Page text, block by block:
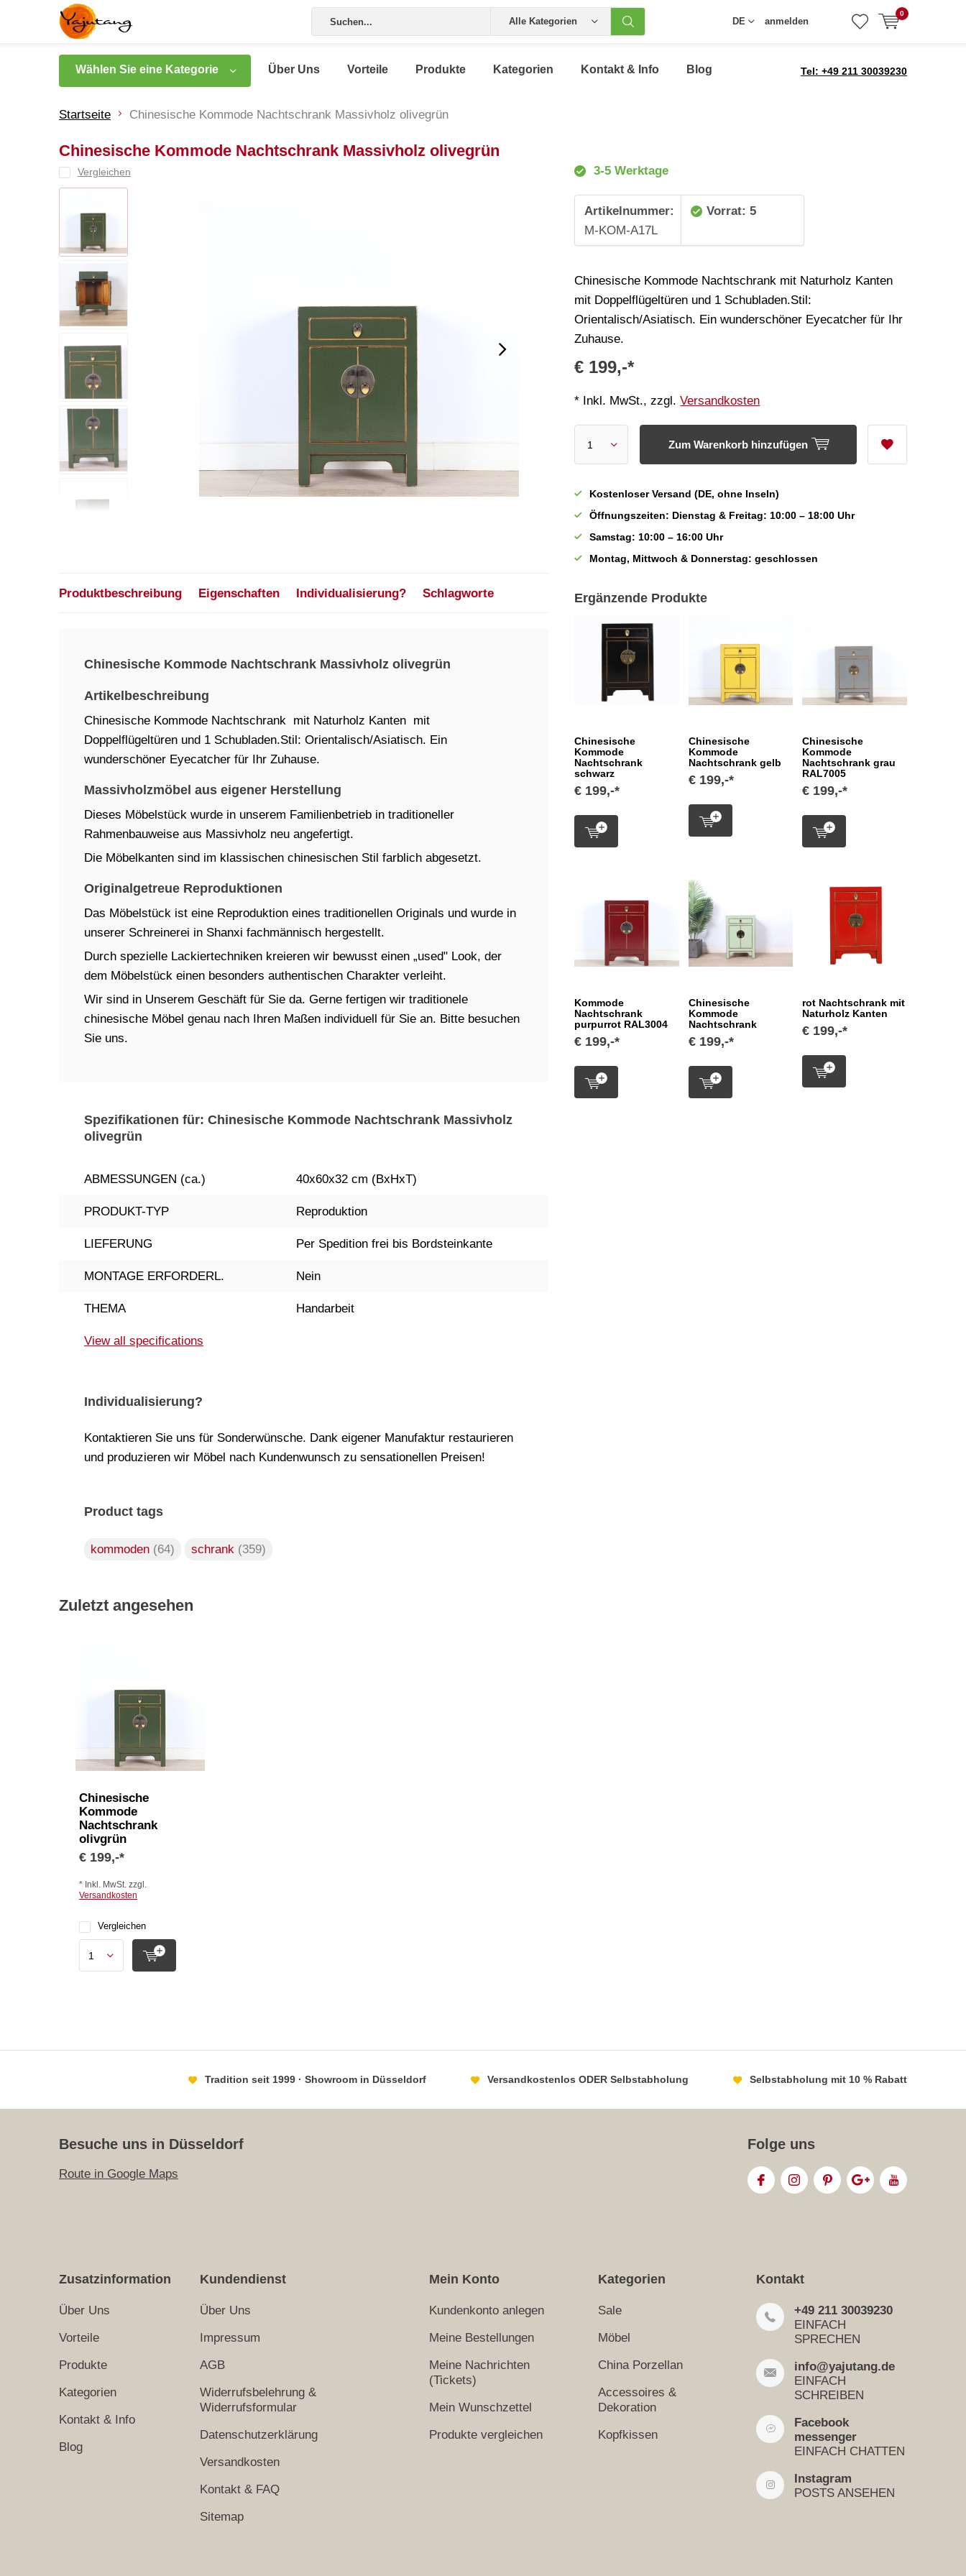
Alle Kategorien DE anmelden
0
Wählen Sie eine Kategorie Über Uns Vorteile Produkte Kategorien Kontakt & Info Blog Tel: +49 211 30039230
Startseite Chinesische Kommode Nachtschrank Massivholz olivegrün
Chinesische Kommode Nachtschrank Massivholz olivegrün
Vergleichen 3-5 Werktage
Artikelnummer:
M-KOM-A17L
Vorrat: 5
Chinesische Kommode Nachtschrank mit Naturholz Kanten
mit Doppelflügeltüren und 1 Schubladen.Stil:
Orientalisch/Asiatisch. Ein wunderschöner Eyecatcher für Ihr
Zuhause.
€ 199,-*
* Inkl. MwSt., zzgl.Versandkosten
Zum Warenkorb hinzufügen
Kostenloser Versand (DE, ohne Inseln)
Öffnungszeiten: Dienstag & Freitag: 10:00 – 18:00 Uhr
Samstag: 10:00 – 16:00 Uhr
Montag, Mittwoch & Donnerstag: geschlossen
Produktbeschreibung Eigenschaften Individualisierung? Schlagworte
Chinesische Kommode Nachtschrank Massivholz olivegrün
Artikelbeschreibung
Chinesische Kommode Nachtschrank mit Naturholz Kanten mit
Doppelflügeltüren und 1 Schubladen.Stil: Orientalisch/Asiatisch. Ein
wunderschöner Eyecatcher für Ihr Zuhause.
Massivholzmöbel aus eigener Herstellung
Dieses Möbelstück wurde in unserem Familienbetrieb in traditioneller
Rahmenbauweise aus Massivholz neu angefertigt.
Die Möbelkanten sind im klassischen chinesischen Stil farblich abgesetzt.
Originalgetreue Reproduktionen
Das Möbelstück ist eine Reproduktion eines traditionellen Originals und wurde in
unserer Schreinerei in Shanxi fachmännisch hergestellt.
Durch spezielle Lackiertechniken kreieren wir bewusst einen „used" Look, der
dem Möbelstück einen besonders authentischen Charakter verleiht.
Wir sind in Unserem Geschäft für Sie da. Gerne fertigen wir traditionele
chinesische Möbel genau nach Ihren Maßen individuell für Sie an. Bitte besuchen
Sie uns.
Spezifikationen für: Chinesische Kommode Nachtschrank Massivholz
olivegrün
ABMESSUNGEN (ca.) 40x60x32 cm (BxHxT)
PRODUKT-TYP Reproduktion
LIEFERUNG Per Spedition frei bis Bordsteinkante
MONTAGE ERFORDERL. Nein
THEMA Handarbeit
View all specifications
Individualisierung?
Kontaktieren Sie uns für Sonderwünsche. Dank eigener Manufaktur restaurieren
und produzieren wir Möbel nach Kundenwunsch zu sensationellen Preisen!
Product tags
kommoden (64) schrank (359)
Ergänzende Produkte
Chinesische
Kommode
Nachtschrank
schwarz
€ 199,-*
Chinesische
Kommode
Nachtschrank gelb
€ 199,-*
Chinesische
Kommode
Nachtschrank grau
RAL7005
€ 199,-*
Kommode
Nachtschrank
purpurrot RAL3004
€ 199,-*
Chinesische
Kommode
Nachtschrank
€ 199,-*
rot Nachtschrank mit
Naturholz Kanten
€ 199,-*
Zuletzt angesehen
Chinesische
Kommode
Nachtschrank
olivgrün
€ 199,-*
* Inkl. MwSt. zzgl.
Versandkosten
Vergleichen
Tradition seit 1999 · Showroom in Düsseldorf Versandkostenlos ODER Selbstabholung Selbstabholung mit 10 % Rabatt
Besuche uns in Düsseldorf
Route in Google Maps
Folge uns
Zusatzinformation
Über Uns
Vorteile
Produkte
Kategorien
Kontakt & Info
Blog
Kundendienst
Über Uns
Impressum
AGB
Widerrufsbelehrung &
Widerrufsformular
Datenschutzerklärung
Versandkosten
Kontakt & FAQ
Sitemap
Mein Konto
Kundenkonto anlegen
Meine Bestellungen
Meine Nachrichten
(Tickets)
Mein Wunschzettel
Produkte vergleichen
Kategorien
Sale
Möbel
China Porzellan
Accessoires &
Dekoration
Kopfkissen
Kontakt
+49 211 30039230
EINFACH
SPRECHEN
info@yajutang.de
EINFACH
SCHREIBEN
Facebook
messenger
EINFACH CHATTEN
Instagram
POSTS ANSEHEN